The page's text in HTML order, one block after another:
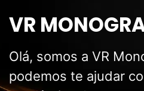
VR
Olá, somos a VR
podemos te ajudar